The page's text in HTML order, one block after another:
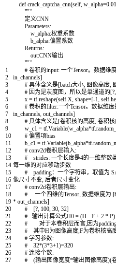
1
2
3
4
5
6
7
8
9
10
11
12
13
14
15
16
17
18
19
20
21
22
23
24
25
26
27
def crack_captcha_cnn(self w_alpha=0.01
"""
定义CNN
Parameters:
w_alpha:权重系数
b_alpha:偏置系数
Returns:
out:CNN输出
"""
# 卷积的input: 一个Tensor。数据维
in_channels]
# 具体含义是[batch大小, 图像高度,
# 因为是灰度图，所以是单通道的[?,
x = tf reshape(self X shape=[-1 self
# 卷积的filter:一个Tensor。数据维
in_channels, out_channels]
# 具体含义是[卷积核的高度, 卷积
w_c1 = tf Variable(w_alpha*tf
# 偏置项bias
b_c1 = tf Variable(b_alpha*tf
# conv2d卷积层输入:
# strides: 一个长度是4的一维整数
每一维的对应移动步数
# padding：一个字符串，取值为
像尺寸不变, 后者尺寸变化
# conv2d卷积层输出:
# 一个四维的Tensor, 数据维度为
* out_channels]
# [?, 100, 30, 32]
# 输出计算公式H0 = (H - F + 2 * P)
# 对于本卷积层而言,因为padding
# 其中H为图像高度,F为卷积核高
# 学习参数:
# 32*(3*3+1)=320
# 连接个数:
# (输出图像宽度*输出图像高度)(